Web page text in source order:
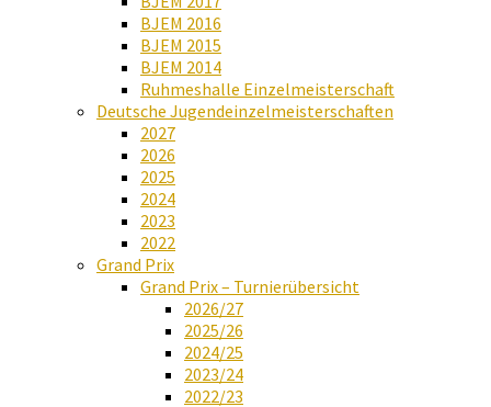
BJEM 2016
BJEM 2015
BJEM 2014
Ruhmeshalle Einzelmeisterschaft
Deutsche Jugendeinzelmeisterschaften
2027
2026
2025
2024
2023
2022
Grand Prix
Grand Prix – Turnierübersicht
2026/27
2025/26
2024/25
2023/24
2022/23